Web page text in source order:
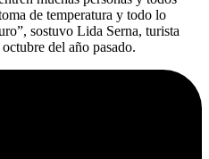
de temperatura y todo lo
sostuvo Lida Serna, turista
del año pasado.